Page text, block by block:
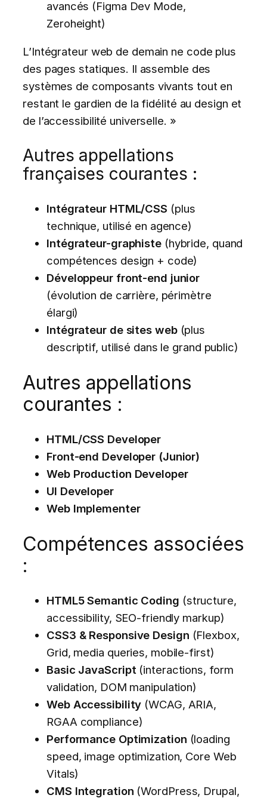
avancés (Figma Dev Mode,
Zeroheight)
L’Intégrateur web de demain ne code plus
des pages statiques. Il assemble des
systèmes de composants vivants tout en
restant le gardien de la fidélité au design et
de l’accessibilité universelle. »
Autres appellations
françaises courantes :
Intégrateur HTML/CSS (plus
technique, utilisé en agence)
Intégrateur-graphiste(hybride, quand
compétences design + code)
Développeur front-end junior
(évolution de carrière, périmètre
élargi)
Intégrateur de sites web(plus
descriptif, utilisé dans le grand public)
Autres appellations
courantes :
HTML/CSS Developer
Front-end Developer (Junior)
Web Production Developer
UI Developer
Web Implementer
Compétences associées
:
HTML5 Semantic Coding (structure,
accessibility, SEO-friendly markup)
CSS3 & Responsive Design (Flexbox,
Grid, media queries, mobile-first)
Basic JavaScript (interactions, form
validation, DOM manipulation)
Web Accessibility (WCAG, ARIA,
RGAA compliance)
Performance Optimization (loading
speed, image optimization, Core Web
Vitals)
CMS Integration (WordPress, Drupal,